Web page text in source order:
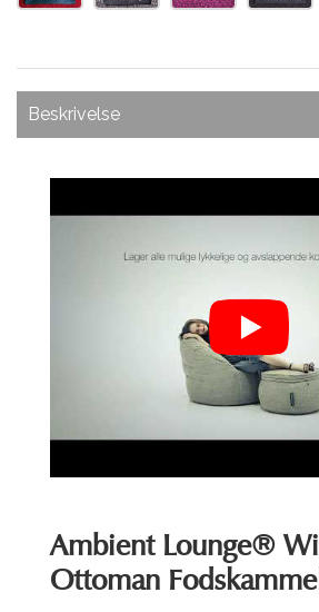
Beskrivelse
Ambient Lounge®
Ottoman